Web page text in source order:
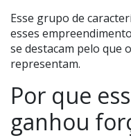
Esse grupo de
esses
se destacam pelo que
representam.
Por que
ganhou